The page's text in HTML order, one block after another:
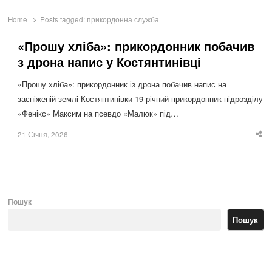
Home Posts tagged: прикордонна служба
«Прошу хліба»: прикордонник побачив
з дрона напис у Костянтинівці
«Прошу хліба»: прикордонник із дрона побачив напис на
засніженій землі Костянтинівки 19-річний прикордонник підрозділу
«Фенікс» Максим на псевдо «Малюк» під…
21 Січня, 2026
Пошук
Пошук